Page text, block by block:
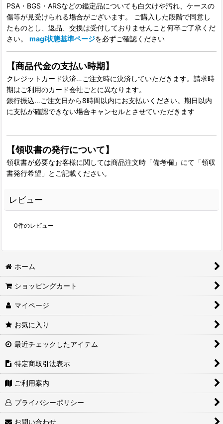
PSA・BGS・ARSなどの鑑定品についても白欠けや汚れ、ケースの
傷等が見受けられる場合がございます。 ご購入した段階で同意し
たものとし、返品、交換は受付しておりませんこと何卒ご了承くだ
さい。 magi状態基準ページを必ずご確認ください
【商品代金の支払い時期】
クレジットカード決済…ご注文時に決済していただきます。請求時
期はご利用のカード会社ごとに異なります。
銀行振込…ご注文日から8時間以内にお支払いください。期日以内
に支払が確認できない場合キャンセルとさせていただきます
【領収書の発行について】
領収書が必要なお客様に関しては商品注文時「備考欄」にて「領収
書発行希望」とご記載ください。
レビュー
0件のレビュー
ホーム
ショッピングカート
マイページ
お気に入り
最近チェックしたアイテム
特定商取引法表示
ご利用案内
プライバシーポリシー
お問い合わせ